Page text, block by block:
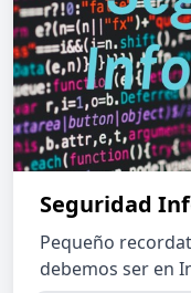
Seguridad
Pequeño
debemos ser en